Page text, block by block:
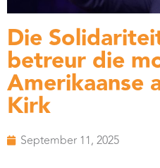
Die
betreur die
Amerikaanse
Kirk
September 11, 2025